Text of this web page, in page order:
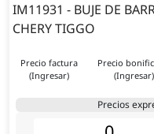
IM11931 - BUJE DE
CHERY TIGGO
Precio factura
(Ingresar)
Precio
(Ingresar)
Precios